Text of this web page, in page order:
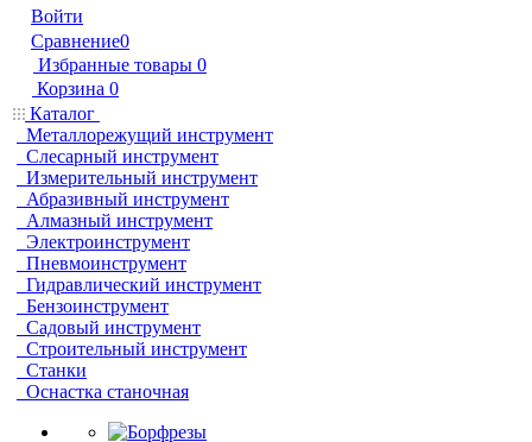
Войти
Сравнение0
Избранные товары 0
Корзина 0
Каталог
Металлорежущий инструмент
Слесарный инструмент
Измерительный инструмент
Абразивный инструмент
Алмазный инструмент
Электроинструмент
Пневмоинструмент
Гидравлический инструмент
Бензоинструмент
Садовый инструмент
Строительный инструмент
Станки
Оснастка станочная